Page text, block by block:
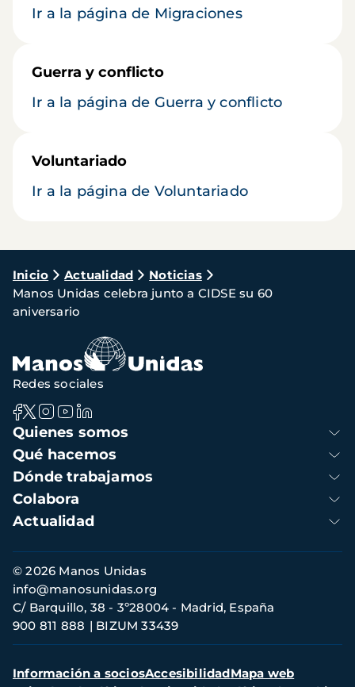
Ir a la página de Migraciones
Guerra y conflicto
Ir a la página de Guerra y conflicto
Voluntariado
Ir a la página de Voluntariado
Ruta
de
navegación
Inicio Actualidad
Noticias
Manos Unidas celebra junto a CIDSE su 60
aniversario
Navegación
principal
Quienes somos
Qué hacemos
Dónde trabajamos
Colabora
Actualidad
Redes sociales
Información
de
contacto
© 2026 Manos Unidas
C/ Barquillo, 38 - 3º28004 - Madrid, España
900 811 888
BIZUM 33439
info@manosunidas.org
Menú
Información a sociosAccesibilidadMapa web